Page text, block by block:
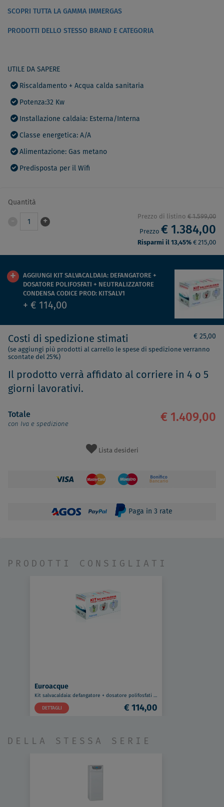
SCOPRI TUTTA LA GAMMA IMMERGAS
PRODOTTI DELLO STESSO BRAND E CATEGORIA
UTILE DA SAPERE
Riscaldamento + Acqua calda sanitaria
Potenza:32 Kw
Installazione caldaia: Esterna/Interna
Classe energetica: A/A
Alimentazione: Gas metano
Predisposta per il Wifi
Quantità
1 +
Prezzo di listino € 1.599,00
Prezzo € 1.384,00
Risparmi il 13,45% € 215,00
AGGIUNGI KIT SALVACALDAIA: DEFANGATORE +
DOSATORE POLIFOSFATI + NEUTRALIZZATORE
CONDENSA CODICE PROD: KITSALV1
+ € 114,00
Costi di spedizione stimati € 25,00
(se aggiungi più prodotti al carrello le spese di spedizione verranno
scontate del 25%)
Il prodotto verrà affidato al corriere in 4 o 5
giorni lavorativi.
Totale
con Iva e spedizione
€ 1.409,00
Lista desideri
Paga in 3 rate
PRODOTTI CONSIGLIATI
Euroacque
Kit salvacaldaia: defangatore + dosatore polifosfati + neutralizzatore condensa codice prod: KITSALV1
DETTAGLI
€ 114,00
DELLA STESSA SERIE